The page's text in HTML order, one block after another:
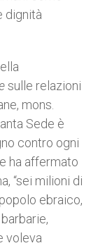
dignità
sulle relazioni
mons.
Sede è
contro ogni
ha affermato
“sei milioni di
ebraico,
voleva